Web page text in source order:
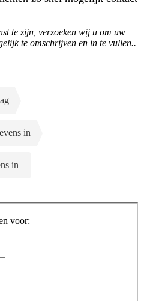
te zijn, verzoeken wij u om uw
te omschrijven en in te vullen..
in
in
voor: